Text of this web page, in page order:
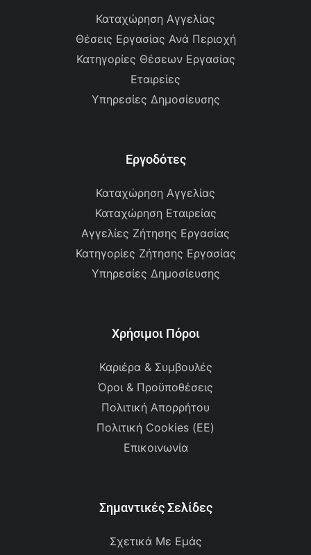
Καταχώρηση Αγγελίας
Θέσεις Εργασίας Ανά Περιοχή
Κατηγορίες Θέσεων Εργασίας
Εταιρείες
Υπηρεσίες Δημοσίευσης
Εργοδότες
Καταχώρηση Αγγελίας
Καταχώρηση Εταιρείας
Αγγελίες Ζήτησης Εργασίας
Κατηγορίες Ζήτησης Εργασίας
Υπηρεσίες Δημοσίευσης
Χρήσιμοι Πόροι
Καριέρα & Συμβουλές
Όροι & Προϋποθέσεις
Πολιτική Απορρήτου
Πολιτική Cookies (ΕΕ)
Επικοινωνία
Σημαντικές Σελίδες
Σχετικά Με Εμάς